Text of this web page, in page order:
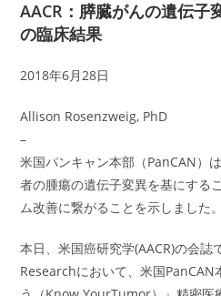
AACR：膵臓がんの遺伝子
の臨床結果
2018年6月28日
Allison Rosenzweig, PhD
–
米国パンキャン本部（PanCAN）
者の腫瘍の遺伝子変異を基にする
ム改善に繋がることを示しました。
本日、米国癌研究学(AACR)の会
Researchにおいて、米国PanCAN